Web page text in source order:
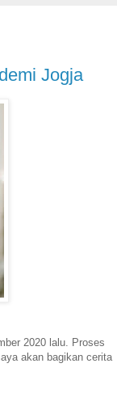
Jogja
2020 lalu. Proses
akan bagikan cerita